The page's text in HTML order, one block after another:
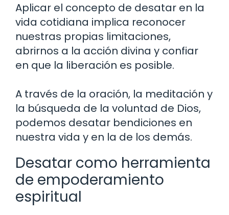
Aplicar el concepto de desatar en la
vida cotidiana implica reconocer
nuestras propias limitaciones,
abrirnos a la acción divina y confiar
en que la liberación es posible.
A través de la oración, la meditación y
la búsqueda de la voluntad de Dios,
podemos desatar bendiciones en
nuestra vida y en la de los demás.
Desatar como herramienta
de empoderamiento
espiritual